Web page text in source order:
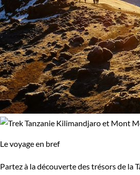
Le voyage en bref
Partez à la découverte des trésors de la